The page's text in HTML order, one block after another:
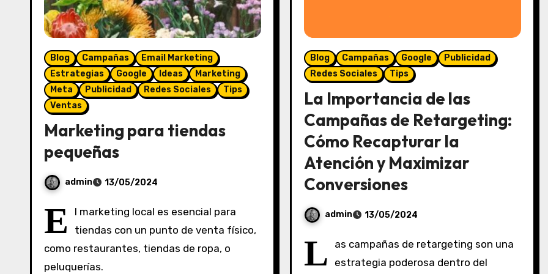
Blog Campañas
Email Marketing
Estrategias
Google Ideas
Marketing
Meta
Publicidad Redes Sociales
Tips
Ventas
Marketing para tiendas
pequeñas
admin 13/05/2024
n
c
o
E
l marketing local es esencial para
tiendas con un punto de venta físico,
como restaurantes, tiendas de ropa, o
peluquerías.
Blog Campañas Google
Publicidad
Redes Sociales
Tips
La Importancia de las
Campañas de Retargeting:
Cómo Recapturar la
Atención y Maximizar
Conversiones
admin 13/05/2024
n
L
as campañas de retargeting son una
estrategia poderosa dentro del